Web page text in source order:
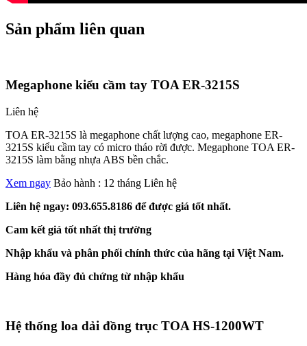
Sản phẩm liên quan
Megaphone kiểu cầm tay TOA ER-3215S
Liên hệ
TOA ER-3215S là megaphone chất lượng cao, megaphone ER-
3215S kiểu cầm tay có micro tháo rời được. Megaphone TOA ER-
3215S làm bằng nhựa ABS bền chắc.
Xem ngay Bảo hành : 12 tháng Liên hệ
Liên hệ ngay: 093.655.8186 để được giá tốt nhất.
Cam kết giá tốt nhất thị trường
Nhập khẩu và phân phối chính thức của hãng tại Việt Nam.
Hàng hóa đầy đủ chứng từ nhập khẩu
Hệ thống loa dải đồng trục TOA HS-1200WT